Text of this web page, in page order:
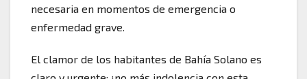
necesaria en momentos de emergencia o
enfermedad grave.
El clamor de los habitantes de Bahía Solano es